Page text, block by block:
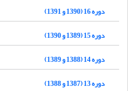
دوره 16 (1390 و 1391)
دوره 15 (1389 و 1390)
دوره 14 (1388 و 1389)
دوره 13 (1387 و 1388)